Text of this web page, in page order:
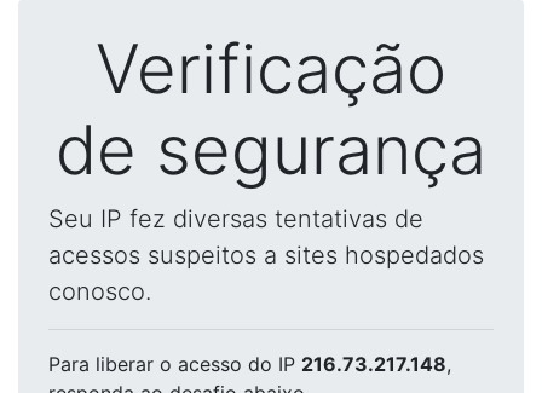
Verificação
de segurança
Seu IP fez diversas tentativas de
acessos suspeitos a sites hospedados
conosco.
Para liberar o acesso do IP 216.73.217.148,